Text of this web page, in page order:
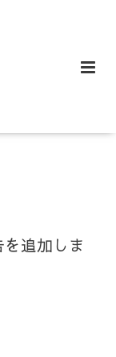
追加しま